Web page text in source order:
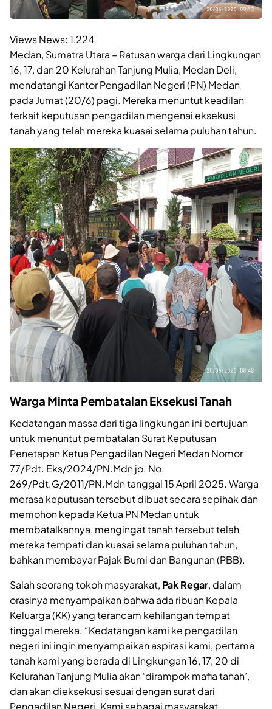
Views News: 1,224
Medan, Sumatra Utara – Ratusan warga dari Lingkungan
16, 17, dan 20 Kelurahan Tanjung Mulia, Medan Deli,
mendatangi Kantor Pengadilan Negeri (PN) Medan
pada Jumat (20/6) pagi. Mereka menuntut keadilan
terkait keputusan pengadilan mengenai eksekusi
tanah yang telah mereka kuasai selama puluhan tahun.
Warga Minta Pembatalan Eksekusi Tanah
Kedatangan massa dari tiga lingkungan ini bertujuan
untuk menuntut pembatalan Surat Keputusan
Penetapan Ketua Pengadilan Negeri Medan Nomor
77/Pdt. Eks/2024/PN.Mdn jo. No.
269/Pdt.G/2011/PN.Mdn tanggal 15 April 2025. Warga
merasa keputusan tersebut dibuat secara sepihak dan
memohon kepada Ketua PN Medan untuk
membatalkannya, mengingat tanah tersebut telah
mereka tempati dan kuasai selama puluhan tahun,
bahkan membayar Pajak Bumi dan Bangunan (PBB).
Salah seorang tokoh masyarakat, Pak Regar, dalam
orasinya menyampaikan bahwa ada ribuan Kepala
Keluarga (KK) yang terancam kehilangan tempat
tinggal mereka. “Kedatangan kami ke pengadilan
negeri ini ingin menyampaikan aspirasi kami, pertama
tanah kami yang berada di Lingkungan 16, 17, 20 di
Kelurahan Tanjung Mulia akan ‘dirampok mafia tanah’,
dan akan dieksekusi sesuai dengan surat dari
Pengadilan Negeri. Kami sebagai masyarakat